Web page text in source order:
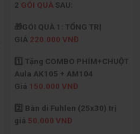
2 GÓI QUÀ SAU:
🎁GÓI QUÀ 1: TỔNG TRỊ
GIÁ 220.000 VNĐ
1️⃣ Tặng COMBO PHÍM+CHUỘT
Aula AK105 + AM104
Giá 150.000 VNĐ
2️⃣ Bàn di Fuhlen (25x30) trị
giá 50.000 VNĐ